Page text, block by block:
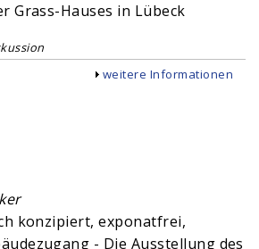
Grass-Hauses in Lübeck
Anzeigen
weitere Informationen
konzipiert, exponatfrei,
- Die Ausstellung des